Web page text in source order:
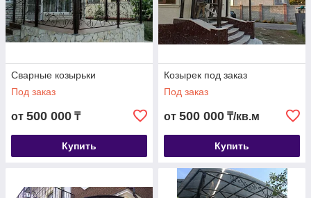
Сварные козырьки
Под заказ
от 500 000 ₸
Купить
Козырек под заказ
Под заказ
от 500 000 ₸/кв.м
Купить